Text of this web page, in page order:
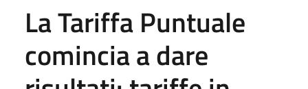
La Tariffa Puntuale
comincia a dare